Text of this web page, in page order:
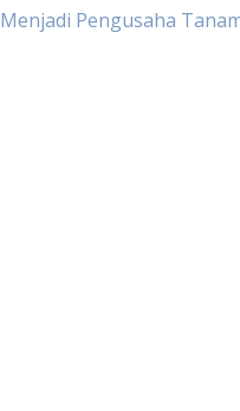
Menjadi Pengusaha